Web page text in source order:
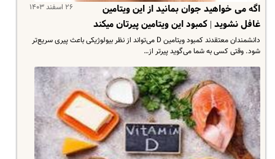
۲۶ اسفند ۱۴۰۳
اگه می خواهید جوان بمانید از این ویتامین
غافل نشوید | کمبود این ویتامین پیرتان میکند
دانشمندان معتقدند کمبود ویتامین D می‌تواند از نظر بیولوژیکی باعث پیری سریع‌تر
شود. وقتی کسی به شما می‌گوید پیرتر از…